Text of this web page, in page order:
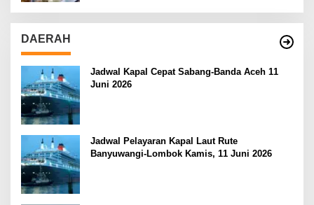
DAERAH
Jadwal Kapal Cepat Sabang-Banda Aceh 11
Juni 2026
Jadwal Pelayaran Kapal Laut Rute
Banyuwangi-Lombok Kamis, 11 Juni 2026